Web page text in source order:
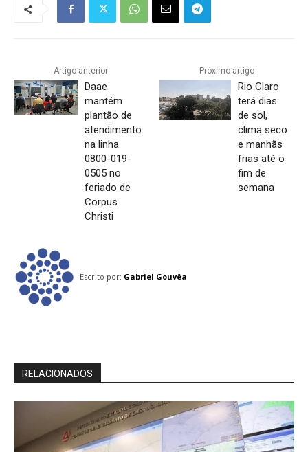
Artigo anterior
Daae
mantém
plantão de
atendimento
na linha
0800-019-
0505 no
feriado de
Corpus
Christi
Próximo artigo
Rio Claro
terá dias
de sol,
clima seco
e manhãs
frias até o
fim de
semana
Escrito por: Gabriel Gouvêa
RELACIONADOS